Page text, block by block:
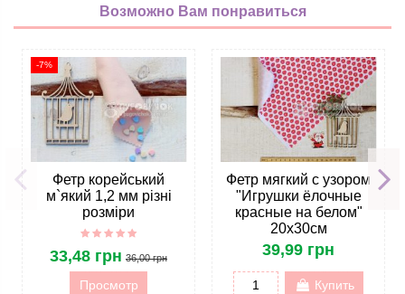
Возможно Вам понравиться
-7%
Фетр корейський
м`який 1,2 мм різні
розміри
33,48 грн 36,00 грн
Просмотр
Фетр мягкий с узором
"Игрушки ёлочные
красные на белом"
20х30см
39,99 грн
Купить